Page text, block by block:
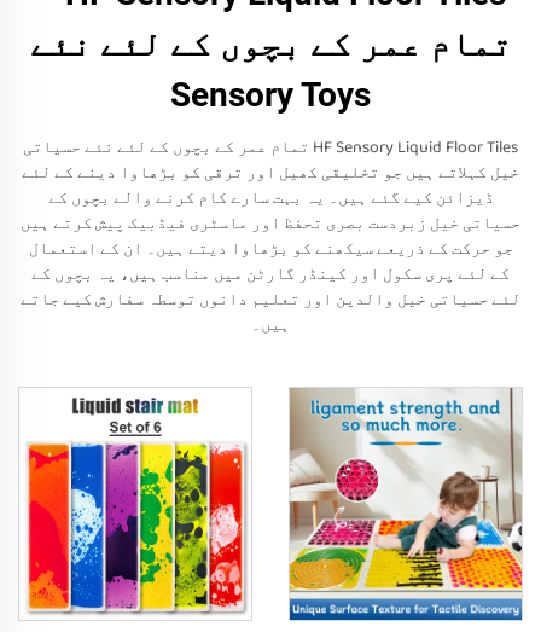
تمام عمر کے بچوں کے لئے نئے
Sensory Toys
HF Sensory Liquid Floor Tiles تمام عمر کے بچوں کے لئے نئے حسیاتی
خیل کہلاتے ہیں جو تخلیقی کھیل اور ترقی کو بڑھاوا دینے کے لئے
ڈیزائن کیے گئے ہیں۔ یہ بہت سارے کام کرنے والے بچوں کے
حسیاتی خیل زبردست بصری تحفظ اور ماسٹری فیڈبیک پیش کرتے ہیں
جو حرکت کے ذریعے سیکھنے کو بڑھاوا دیتے ہیں۔ ان کے استعمال
کے لئے پری سکول اور کینڈر گارٹن میں مناسب ہیں، یہ بچوں کے
لئے حسیاتی خیل والدین اور تعلیم دانوں توسطہ سفارش کیے جاتے
ہیں۔